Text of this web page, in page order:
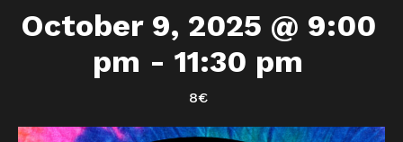
October 9, 2025 @ 9:00
pm - 11:30 pm
8€